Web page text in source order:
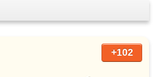
+102